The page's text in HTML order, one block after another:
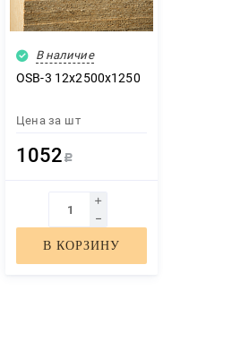
В наличие
OSB-3 12х2500х1250
Цена за шт
1052 Р
В КОРЗИНУ